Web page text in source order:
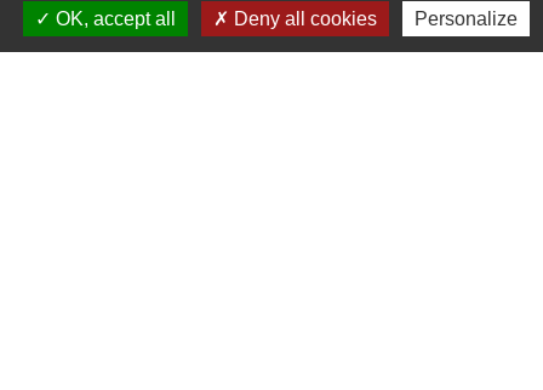
Liens
OK, accept all
Deny all cookies Personalize